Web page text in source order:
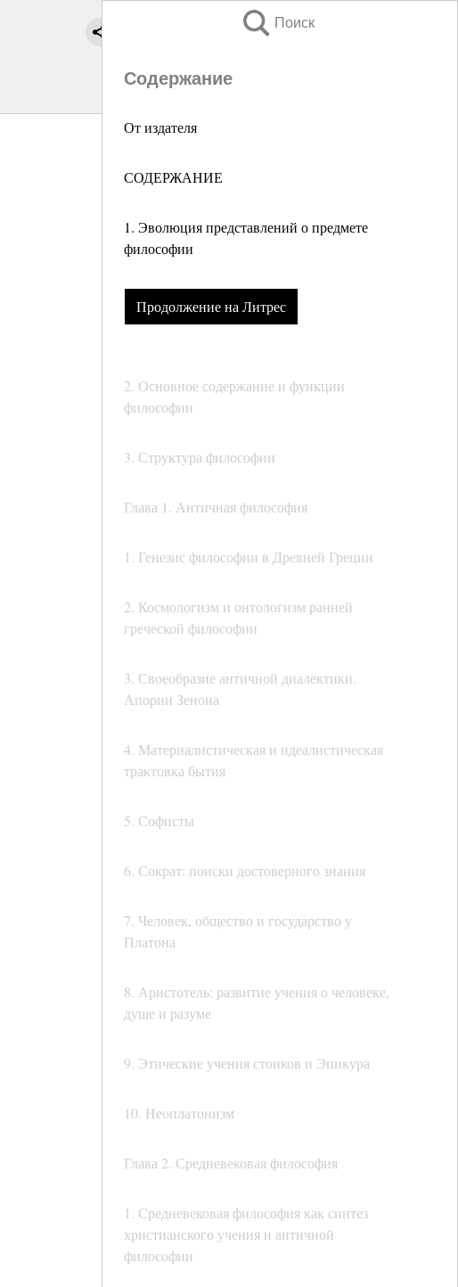
Поиск
Содержание
От издателя
СОДЕРЖАНИЕ
1. Эволюция представлений о предмете
философии
Продолжение на Литрес
2. Основное содержание и функции
философии
3. Структура философии
Глава 1. Античная философия
1. Генезис философии в Древней Греции
2. Космологизм и онтологизм ранней
греческой философии
3. Своеобразие античной диалектики.
Апории Зенона
4. Материалистическая и идеалистическая
трактовка бытия
5. Софисты
6. Сократ: поиски достоверного знания
7. Человек, общество и государство у
Платона
8. Аристотель: развитие учения о человеке,
душе и разуме
9. Этические учения стоиков и Эпикура
10. Неоплатонизм
Глава 2. Средневековая философия
1. Средневековая философия как синтез
христианского учения и античной
философии